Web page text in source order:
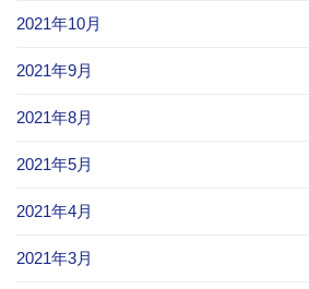
2021年10月
2021年9月
2021年8月
2021年5月
2021年4月
2021年3月